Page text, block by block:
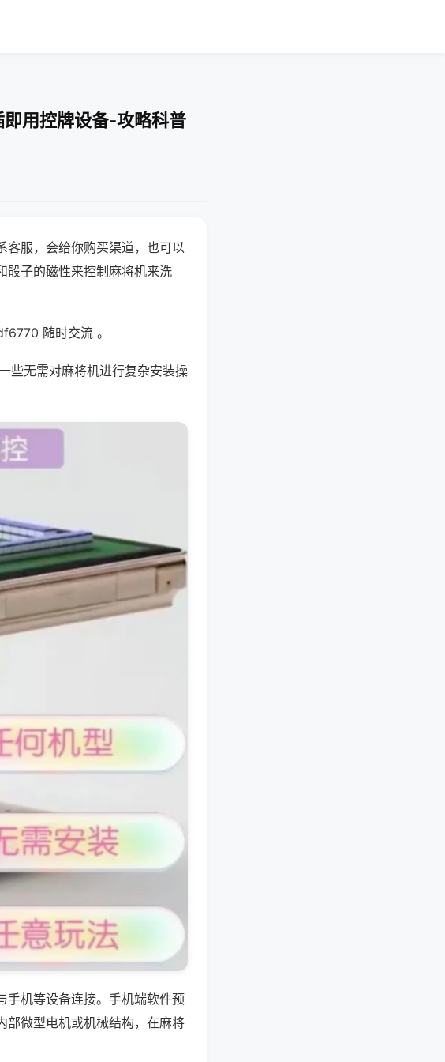
用控牌设备-攻略科普
客服，会给你购买渠道，也可以
骰子的磁性来控制麻将机来洗
随时交流 。
些无需对麻将机进行复杂安装操
手机等设备连接。手机端软件预
部微型电机或机械结构，在麻将